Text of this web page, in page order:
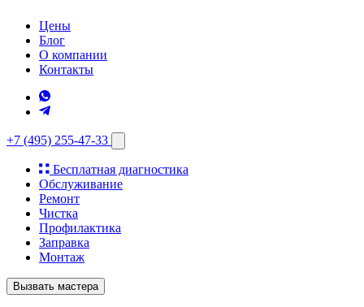
Цены
Блог
О компании
Контакты
+7 (495) 255-47-33
Бесплатная диагностика
Обслуживание
Ремонт
Чистка
Профилактика
Заправка
Монтаж
Вызвать мастера